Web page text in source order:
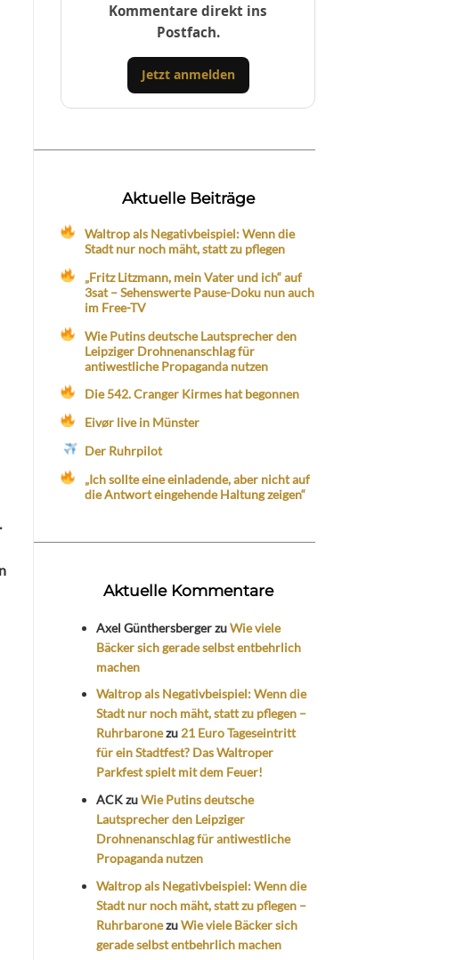
Kommentare direkt ins
Postfach.
Jetzt anmelden
Aktuelle Beiträge
Waltrop als Negativbeispiel: Wenn die
Stadt nur noch mäht, statt zu pflegen
„Fritz Litzmann, mein Vater und ich“ auf
3sat – Sehenswerte Pause-Doku nun auch
im Free-TV
Wie Putins deutsche Lautsprecher den
Leipziger Drohnenanschlag für
antiwestliche Propaganda nutzen
Die 542. Cranger Kirmes hat begonnen
Eivør live in Münster
Der Ruhrpilot
„Ich sollte eine einladende, aber nicht auf
die Antwort eingehende Haltung zeigen“
Aktuelle Kommentare
Axel GünthersbergerzuWie viele
Bäcker sich gerade selbst entbehrlich
machen
Waltrop als Negativbeispiel: Wenn die
Stadt nur noch mäht, statt zu pflegen –
Ruhrbaronezu 21 Euro Tageseintritt
für ein Stadtfest? Das Waltroper
Parkfest spielt mit dem Feuer!
ACKzuWie Putins deutsche
Lautsprecher den Leipziger
Drohnenanschlag für antiwestliche
Propaganda nutzen
Waltrop als Negativbeispiel: Wenn die
Stadt nur noch mäht, statt zu pflegen –
RuhrbaronezuWie viele Bäcker sich
gerade selbst entbehrlich machen